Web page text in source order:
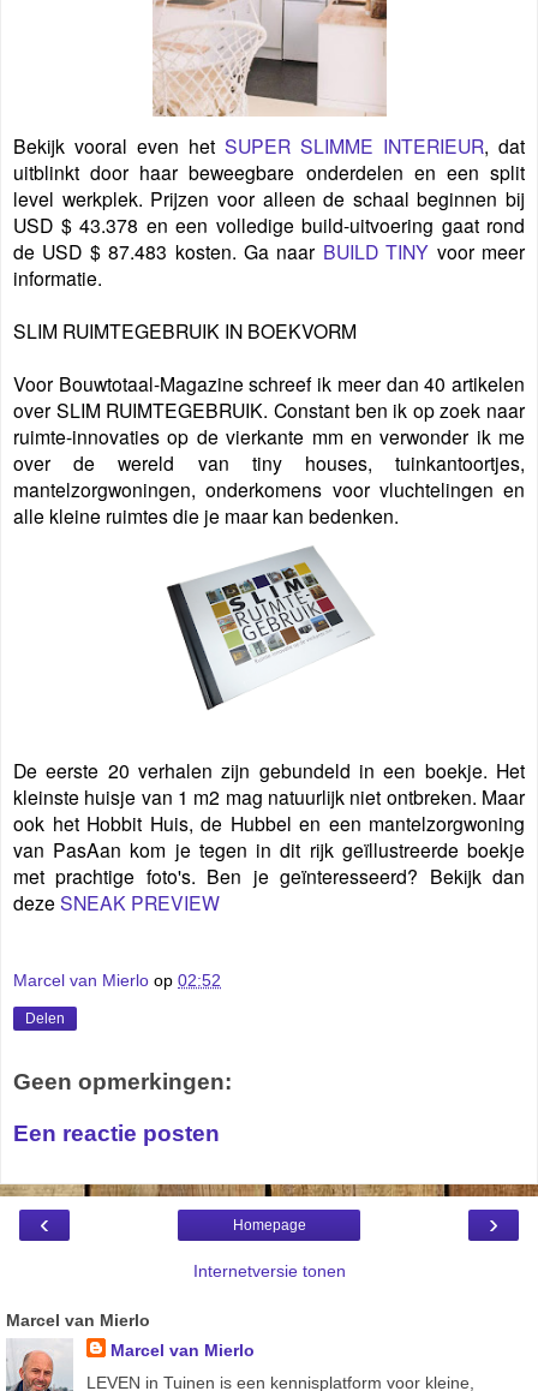
Bekijk vooral even het SUPER SLIMME INTERIEUR, dat
uitblinkt door haar beweegbare onderdelen en een split
level werkplek. Prijzen voor alleen de schaal beginnen bij
USD $ 43.378 en een volledige build-uitvoering gaat rond
de USD $ 87.483 kosten. Ga naar BUILD TINY voor meer
informatie.
SLIM RUIMTEGEBRUIK IN BOEKVORM
Voor Bouwtotaal-Magazine schreef ik meer dan 40 artikelen
over SLIM RUIMTEGEBRUIK. Constant ben ik op zoek naar
ruimte-innovaties op de vierkante mm en verwonder ik me
over de wereld van tiny houses, tuinkantoortjes,
mantelzorgwoningen, onderkomens voor vluchtelingen en
alle kleine ruimtes die je maar kan bedenken.
De eerste 20 verhalen zijn gebundeld in een boekje. Het
kleinste huisje van 1 m2 mag natuurlijk niet ontbreken. Maar
ook het Hobbit Huis, de Hubbel en een mantelzorgwoning
van PasAan kom je tegen in dit rijk geïllustreerde boekje
met prachtige foto's. Ben je geïnteresseerd? Bekijk dan
deze SNEAK PREVIEW
Marcel van Mierlo op 02:52
Delen
Geen opmerkingen:
Een reactie posten
‹ ›
Homepage
Internetversie tonen
Marcel van Mierlo
Marcel van Mierlo
LEVEN in Tuinen is een kennisplatform voor kleine,